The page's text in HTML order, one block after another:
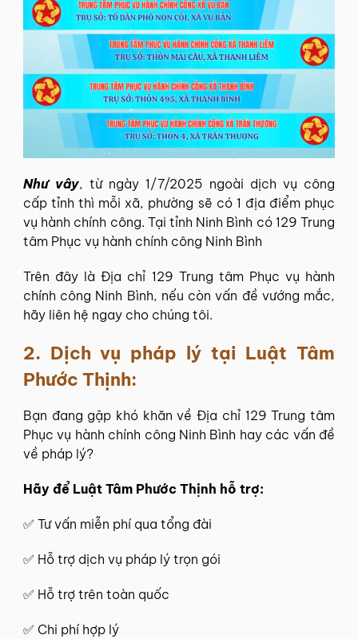
Như vây, từ ngày 1/7/2025 ngoài dịch vụ công
cấp tỉnh thì mỗi xã, phường sẽ có 1 địa điểm phục
vụ hành chính công. Tại tỉnh Ninh Bình có 129 Trung
tâm Phục vụ hành chính công Ninh Bình
Trên đây là Địa chỉ 129 Trung tâm Phục vụ hành
chính công Ninh Bình, nếu còn vấn đề vướng mắc,
hãy liên hệ ngay cho chúng tôi.
2. Dịch vụ pháp lý tại Luật Tâm
Phước Thịnh:
Bạn đang gặp khó khăn về Địa chỉ 129 Trung tâm
Phục vụ hành chính công Ninh Bình hay các vấn đề
về pháp lý?
Hãy để Luật Tâm Phước Thịnh hỗ trợ:
✅ Tư vấn miễn phí qua tổng đài
✅ Hỗ trợ dịch vụ pháp lý trọn gói
✅ Hỗ trợ trên toàn quốc
✅ Chi phí hợp lý